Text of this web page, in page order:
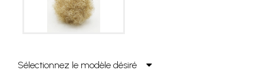
Sélectionnez le modèle désiré